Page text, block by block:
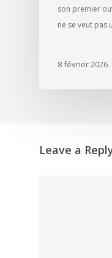
son premier
ne se veut pas
8 février 2026
Leave a